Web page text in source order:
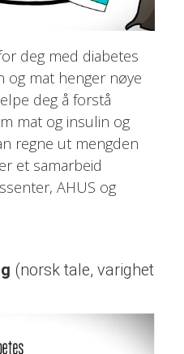
deg med diabetes
og mat henger nøye
deg å forstå
mat og insulin og
regne ut mengden
et samarbeid
AHUS og
(norsk tale, varighet